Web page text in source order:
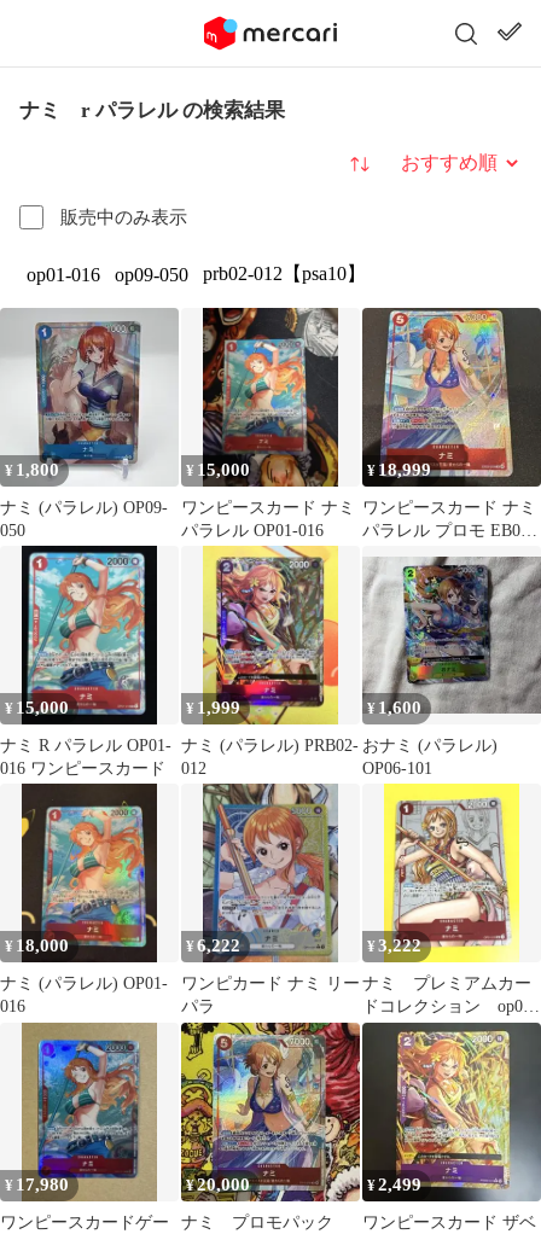
ナミ r パラレル の検索結果
販売中のみ表示
並び替え
op01-016 op09-050 prb02-012【psa10】
¥ 1,800
ナミ (パラレル) OP09-
050
¥ 15,000
ワンピースカード ナミ
パラレル OP01-016
¥ 18,999
ワンピースカード ナミ
パラレル プロモ EB03-
006
¥ 15,000
ナミ R パラレル OP01-
016 ワンピースカード
¥ 1,999
ナミ (パラレル) PRB02-
012
¥ 1,600
おナミ (パラレル)
OP06-101
¥ 18,000
ナミ (パラレル) OP01-
016
¥6,222
ワンピカード ナミ リー
パラ
¥3,222
ナミ プレミアムカー
ドコレクション op01-
016
¥ 17,980
ワンピースカードゲー
¥20,000
ナミ プロモパック
¥2,499
ワンピースカード ザベ